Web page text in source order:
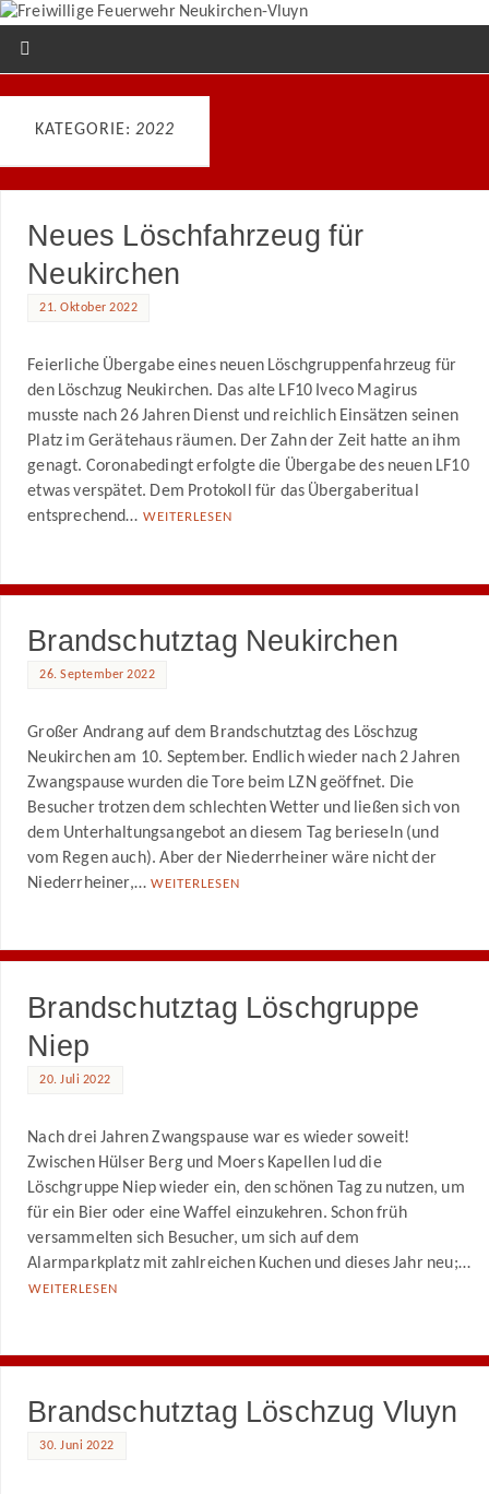
KATEGORIE: 2022
Neues Löschfahrzeug für
Neukirchen
21. Oktober 2022
Feierliche Übergabe eines neuen Löschgruppenfahrzeug für
den Löschzug Neukirchen. Das alte LF10 Iveco Magirus
musste nach 26 Jahren Dienst und reichlich Einsätzen seinen
Platz im Gerätehaus räumen. Der Zahn der Zeit hatte an ihm
genagt. Coronabedingt erfolgte die Übergabe des neuen LF10
etwas verspätet. Dem Protokoll für das Übergaberitual
entsprechend… WEITERLESEN
Brandschutztag Neukirchen
26. September 2022
Großer Andrang auf dem Brandschutztag des Löschzug
Neukirchen am 10. September. Endlich wieder nach 2 Jahren
Zwangspause wurden die Tore beim LZN geöffnet. Die
Besucher trotzen dem schlechten Wetter und ließen sich von
dem Unterhaltungsangebot an diesem Tag berieseln (und
vom Regen auch). Aber der Niederrheiner wäre nicht der
Niederrheiner,… WEITERLESEN
Brandschutztag Löschgruppe
Niep
20. Juli 2022
Nach drei Jahren Zwangspause war es wieder soweit!
Zwischen Hülser Berg und Moers Kapellen lud die
Löschgruppe Niep wieder ein, den schönen Tag zu nutzen, um
für ein Bier oder eine Waffel einzukehren. Schon früh
versammelten sich Besucher, um sich auf dem
Alarmparkplatz mit zahlreichen Kuchen und dieses Jahr neu;…
WEITERLESEN
Brandschutztag Löschzug Vluyn
30. Juni 2022